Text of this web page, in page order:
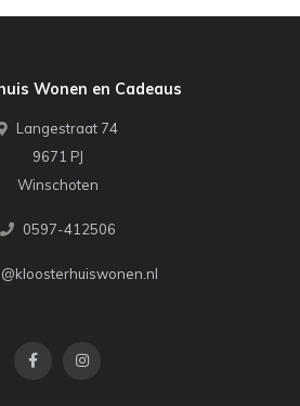
Wonen en Cadeaus
Langestraat 74
9671 PJ
Winschoten
0597-412506